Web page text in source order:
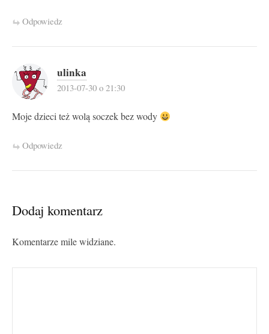
Odpowiedz
ulinka
2013-07-30 o 21:30
Moje dzieci też wolą soczek bez wody
Odpowiedz
Dodaj komentarz
Komentarze mile widziane.